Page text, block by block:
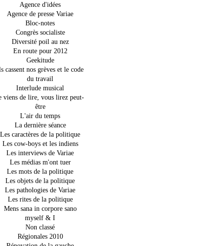
Agence d'idées
Agence de presse Variae
Bloc-notes
Congrès socialiste
Diversité poil au nez
En route pour 2012
Geekitude
cassent nos grèves et le code
du travail
Interlude musical
viens de lire, vous lirez peut-
être
L'air du temps
La dernière séance
Les caractères de la politique
Les cow-boys et les indiens
Les interviews de Variae
Les médias m'ont tuer
Les mots de la politique
Les objets de la politique
Les pathologies de Variae
Les rites de la politique
Mens sana in corpore sano
myself & I
Non classé
Régionales 2010